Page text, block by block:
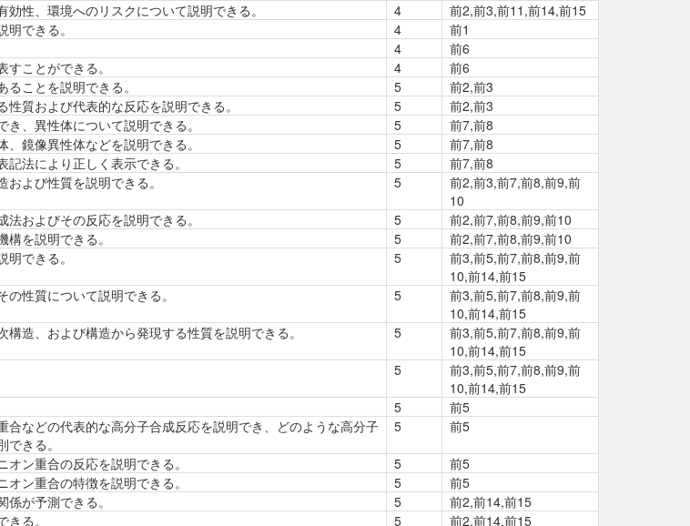
性、環境へのリスクについて説明できる。 4
前2,前3,前11,前14,前15
できる。
4
前1
4
前6
ことができる。
4
前6
ことを説明できる。 5
前2,前3
質および代表的な反応を説明できる。
5
前2,前3
、異性体について説明できる。
5
前7,前8
鏡像異性体などを説明できる。
5
前7,前8
法により正しく表示できる。
5
前7,前8
よび性質を説明できる。
5
前2,前3,前7,前8,前9,前
10
およびその反応を説明できる。
5
前2,前7,前8,前9,前10
を説明できる。
5
前2,前7,前8,前9,前10
できる。
5
前3,前5,前7,前8,前9,前
10,前14,前15
性質について説明できる。
5
前3,前5,前7,前8,前9,前
10,前14,前15
造、および構造から発現する性質を説明できる。
5
前3,前5,前7,前8,前9,前
10,前14,前15
5
前3,前5,前7,前8,前9,前
10,前14,前15
5
前5
合などの代表的な高分子合成反応を説明でき、どのような高分子
きる。
5 前5
ン重合の反応を説明できる。 5
前5
ン重合の特徴を説明できる。
5
前5
が予測できる。
5
前2,前14,前15
る。
5 前2,前14,前15